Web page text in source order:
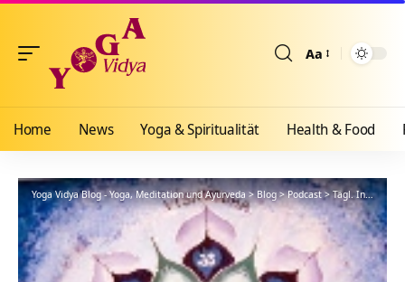
Aa
Home News Yoga & Spiritualität Health & Food
Yoga Vidya Blog - Yoga, Meditation und Ayurveda>Blog>Podcast>Tägl. Inspiration